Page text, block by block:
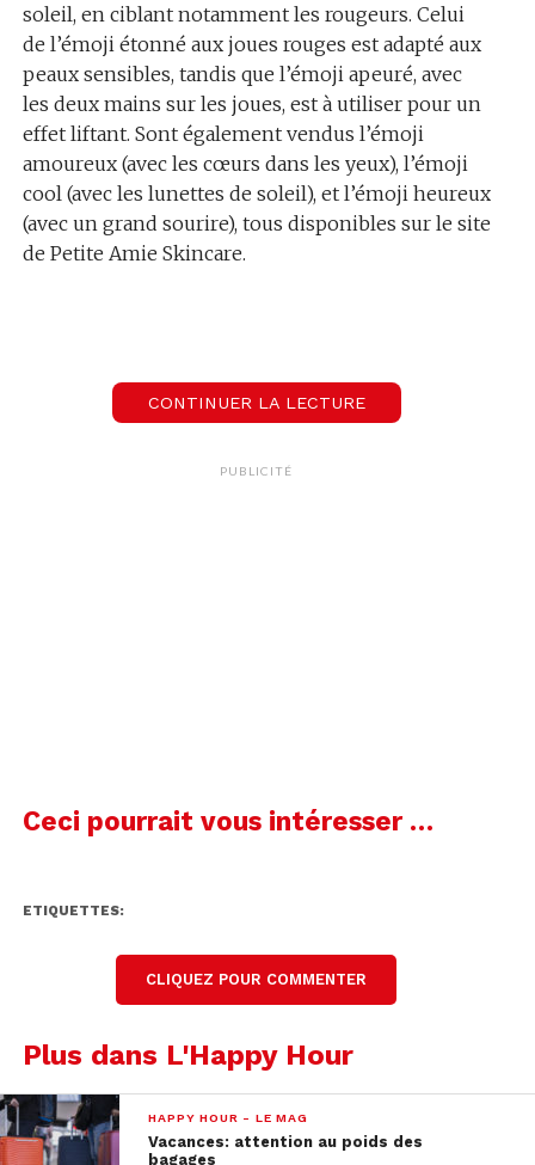
soleil, en ciblant notamment les rougeurs. Celui
de l’émoji étonné aux joues rouges est adapté aux
peaux sensibles, tandis que l’émoji apeuré, avec
les deux mains sur les joues, est à utiliser pour un
effet liftant. Sont également vendus l’émoji
amoureux (avec les cœurs dans les yeux), l’émoji
cool (avec les lunettes de soleil), et l’émoji heureux
(avec un grand sourire), tous disponibles sur le site
de Petite Amie Skincare.
CONTINUER LA LECTURE
PUBLICITÉ
Ceci pourrait vous intéresser …
ETIQUETTES:
CLIQUEZ POUR COMMENTER
Plus dans L'Happy Hour
HAPPY HOUR - LE MAG
Vacances: attention au poids des
bagages